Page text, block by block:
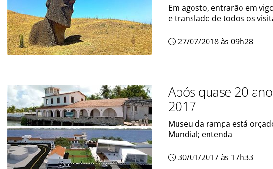
Em agosto, entrarão em
e translado de todos os
27/07/2018 às 09h28
Após quase 20
2017
Museu da rampa está
Mundial; entenda
30/01/2017 às 17h33